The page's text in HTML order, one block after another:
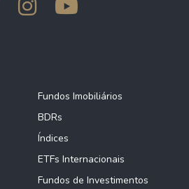
Fundos Imobiliários
BDRs
Índices
ETFs Internacionais
Fundos de Investimentos